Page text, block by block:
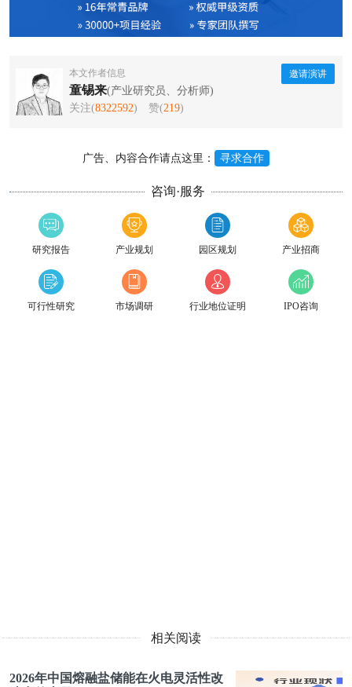
本文作者信息
童锡来(产业研究员、分析师)
关注(8322592) 赞(219)
邀请演讲
广告、内容合作请点这里： 寻求合作
咨询·服务
研究报告 产业规划 园区规划 产业招商
可行性研究 市场调研 行业地位证明 IPO咨询
相关阅读
2026年中国熔融盐储能在火电灵活性改